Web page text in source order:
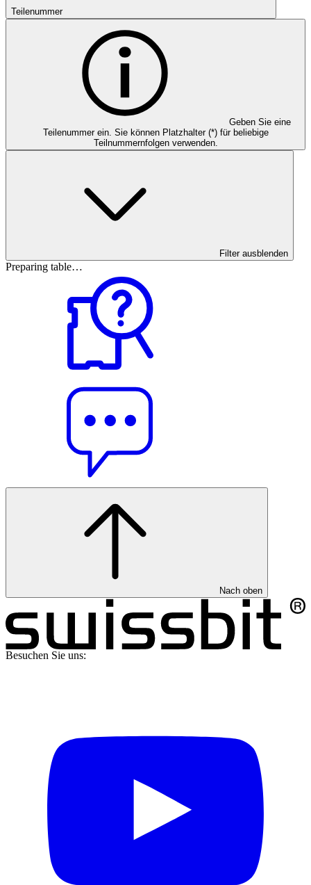
Teilenummer
Geben Sie eine
Teilenummer ein. Sie können Platzhalter (*) für beliebige
Teilnummernfolgen verwenden.
Filter ausblenden
Preparing table…
Nach oben
Besuchen Sie uns: